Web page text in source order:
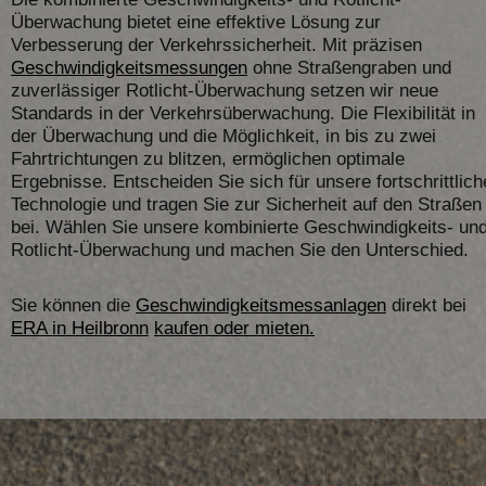
Überwachung bietet eine effektive Lösung zur
Verbesserung der Verkehrssicherheit. Mit präzisen
Geschwindigkeitsmessungen ohne Straßengraben und
zuverlässiger Rotlicht-Überwachung setzen wir neue
Standards in der Verkehrsüberwachung. Die Flexibilität in
der Überwachung und die Möglichkeit, in bis zu zwei
Fahrtrichtungen zu blitzen, ermöglichen optimale
Ergebnisse. Entscheiden Sie sich für unsere
Technologie und tragen Sie zur Sicherheit auf den Straßen
bei. Wählen Sie unsere kombinierte Geschwindigkeits-
Rotlicht-Überwachung und machen Sie den Unterschied.
Sie können die Geschwindigkeitsmessanlagen direkt bei
ERAin Heilbronn kaufen oder mieten.